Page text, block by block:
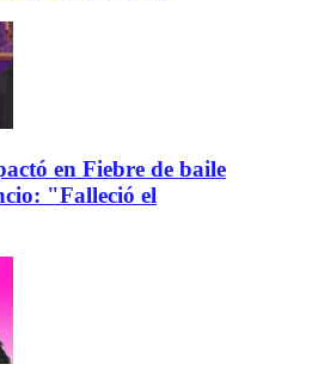
en Fiebre de baile
"Falleció el